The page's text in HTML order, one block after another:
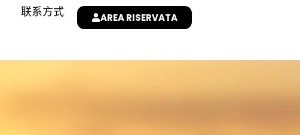
联系方式 AREA RISERVATA